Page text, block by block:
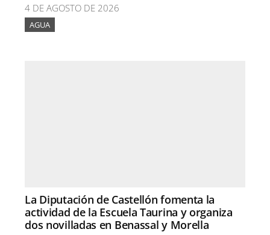
4 DE AGOSTO DE 2026
AGUA
La Diputación de Castellón fomenta la
actividad de la Escuela Taurina y organiza
dos novilladas en Benassal y Morella